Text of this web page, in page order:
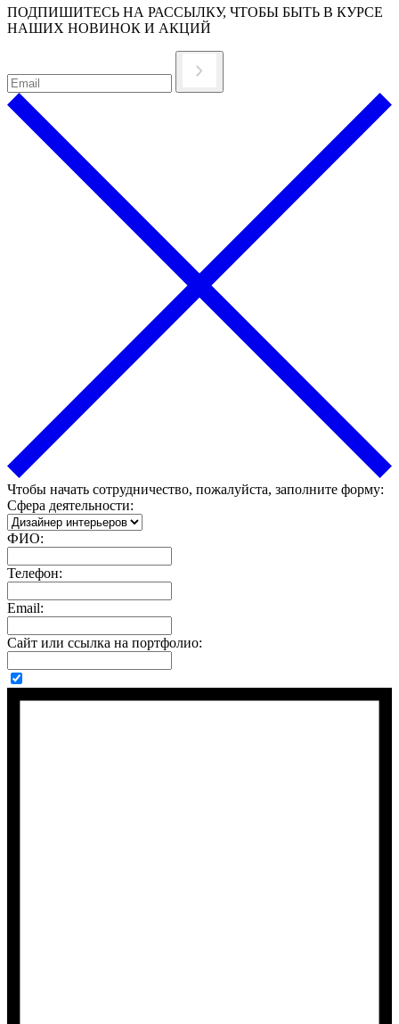
ПОДПИШИТЕСЬ НА РАССЫЛКУ, ЧТОБЫ БЫТЬ В КУРСЕ
НАШИХ НОВИНОК И АКЦИЙ
Чтобы начать сотрудничество, пожалуйста, заполните форму:
Сфера деятельности:
ФИО:
Телефон:
Email:
Сайт или ссылка на портфолио: